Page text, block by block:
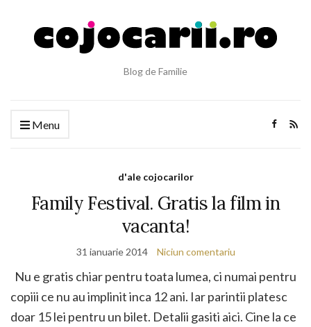
Blog de Familie
Menu
d'ale cojocarilor
Family Festival. Gratis la film in
vacanta!
31 ianuarie 2014 Niciun comentariu
Nu e gratis chiar pentru toata lumea, ci numai pentru
copiii ce nu au implinit inca 12 ani. Iar parintii platesc
doar 15 lei pentru un bilet. Detalii gasiti aici. Cine la ce